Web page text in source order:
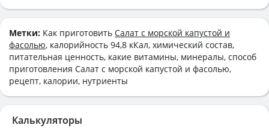
Метки: Как приготовить Салат с морской капустой и
фасолью, калорийность 94,8 кКал, химический состав,
питательная ценность, какие витамины, минералы, способ
приготовления Салат с морской капустой и фасолью,
рецепт, калории, нутриенты
Калькуляторы